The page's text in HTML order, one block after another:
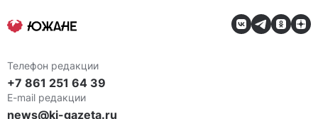
Телефон редакции
+7 861 251 64 39
E-mail редакции
news@ki-gazeta.ru